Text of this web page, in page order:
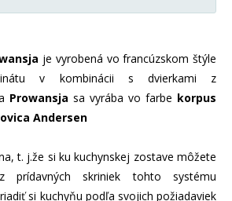
je vyrobená vo francúzskom štýle
v kombinácii s dvierkami z
Prowansja sa vyrába vo farbe korpus
Andersen
t. j.že si ku kuchynskej zostave môžete
prídavných skriniek tohto systému
si kuchyňu podľa svojich požiadaviek